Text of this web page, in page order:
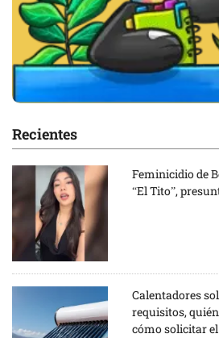
Recientes
Feminicidio de
“El Tito”,
Calentadores
requisitos,
cómo solicitar